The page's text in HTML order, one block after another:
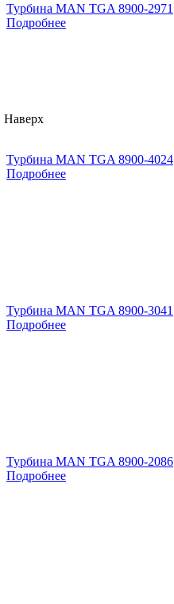
Турбина MAN TGA 8900-2971
Подробнее
Турбина MAN TGA 8900-4024
Подробнее
Турбина MAN TGA 8900-3041
Подробнее
Турбина MAN TGA 8900-2086
Подробнее
Наверх